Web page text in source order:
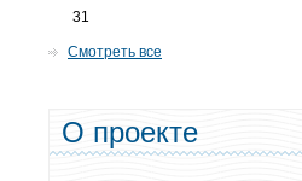
31
Смотреть все
О проекте